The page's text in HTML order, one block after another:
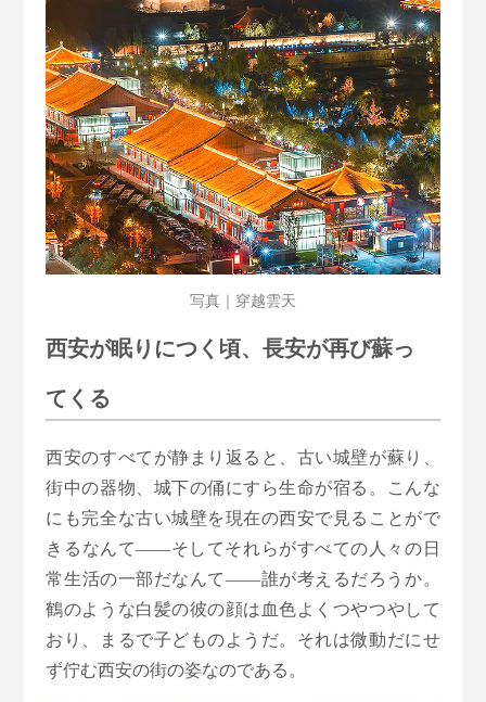
写真｜穿越雲天
西安が眠りにつく頃、長安が再び蘇っ
てくる
西安のすべてが静まり返ると、古い城壁が蘇り、
街中の器物、城下の俑にすら生命が宿る。こんな
にも完全な古い城壁を現在の西安で見ることがで
きるなんて――そしてそれらがすべての人々の日
常生活の一部だなんて――誰が考えるだろうか。
鶴のような白髪の彼の顔は血色よくつやつやして
おり、まるで子どものようだ。それは微動だにせ
ず佇む西安の街の姿なのである。